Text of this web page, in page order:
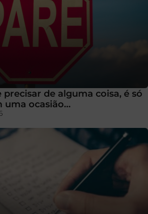
precisar de alguma coisa, é só
uma ocasião…